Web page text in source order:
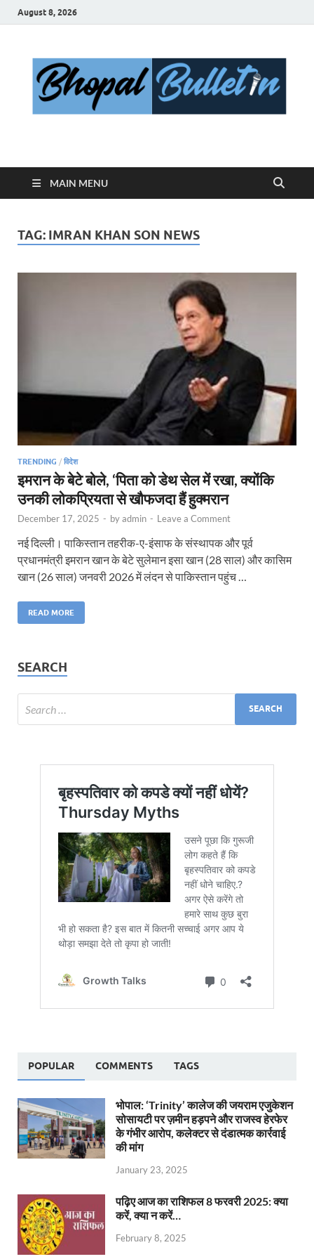
August 8, 2026
Bhopal Bulletin
MAIN MENU
TAG: IMRAN KHAN SON NEWS
TRENDING / विदेश
इमरान के बेटे बोले, ‘पिता को डेथ सेल में रखा, क्योंकि
उनकी लोकप्रियता से खौफजदा हैं हुक्मरान
December 17, 2025 - byadmin - Leave a Comment
नई दिल्ली। पाकिस्तान तहरीक-ए-इंसाफ के संस्थापक और पूर्व
प्रधानमंत्री इमरान खान के बेटे सुलेमान इसा खान (28 साल) और कासिम
खान (26 साल) जनवरी 2026 में लंदन से पाकिस्तान पहुंच …
READ MORE
SEARCH
POPULAR COMMENTS TAGS
भोपाल: ‘Trinity’ कालेज की जयराम एजुकेशन
सोसायटी पर ज़मीन हड़पने और राजस्व हेरफेर
के गंभीर आरोप, कलेक्टर से दंडात्मक कार्रवाई
की मांग
January 23, 2025
पढ़िए आज का राशिफल 8 फरवरी 2025: क्या
करें, क्या न करें…
February 8, 2025